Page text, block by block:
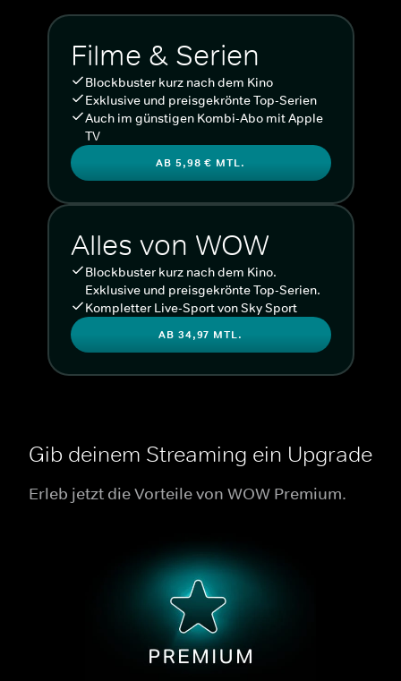
Filme & Serien
Blockbuster kurz nach dem Kino
Exklusive und preisgekrönte Top-Serien
Auch im günstigen Kombi-Abo mit Apple
TV
AB 5,98 € MTL.
Alles von WOW
Blockbuster kurz nach dem Kino.
Exklusive und preisgekrönte Top-Serien.
Kompletter Live-Sport von Sky Sport
AB 34,97 MTL.
Gib deinem Streaming ein Upgrade
Erleb jetzt die Vorteile von WOW Premium.